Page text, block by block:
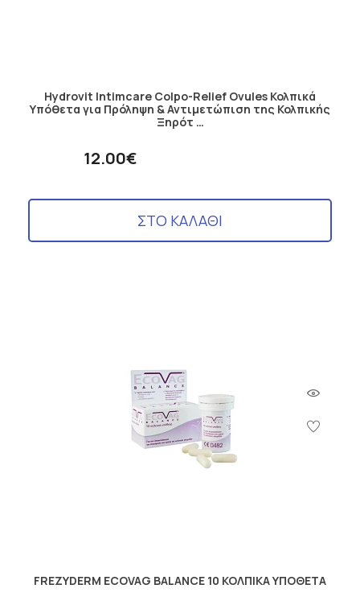
Hydrovit Intimcare Colpo-Relief Ovules Κολπικά
Υπόθετα για Πρόληψη & Αντιμετώπιση της Κολπικής
Ξηρότ …
12.00€
ΣΤΟ ΚΑΛΑΘΙ
FREZYDERM ECOVAG BALANCE 10 ΚΟΛΠΙΚΑ ΥΠΟΘΕΤΑ